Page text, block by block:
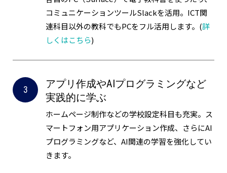
コミュニケーションツールSlackを活用。ICT関
連科目以外の教科でもPCをフル活用します。(詳
しくはこちら)
アプリ作成やAIプログラミングなど
実践的に学ぶ
ホームページ制作などの学校設定科目も充実。ス
マートフォン用アプリケーション作成、さらにAI
プログラミングなど、AI関連の学習を強化してい
きます。